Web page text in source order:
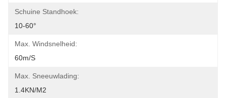
Schuine Standhoek:
10-60°
Max. Windsnelheid:
60m/s
Max. Sneeuwlading:
1.4KN/m2